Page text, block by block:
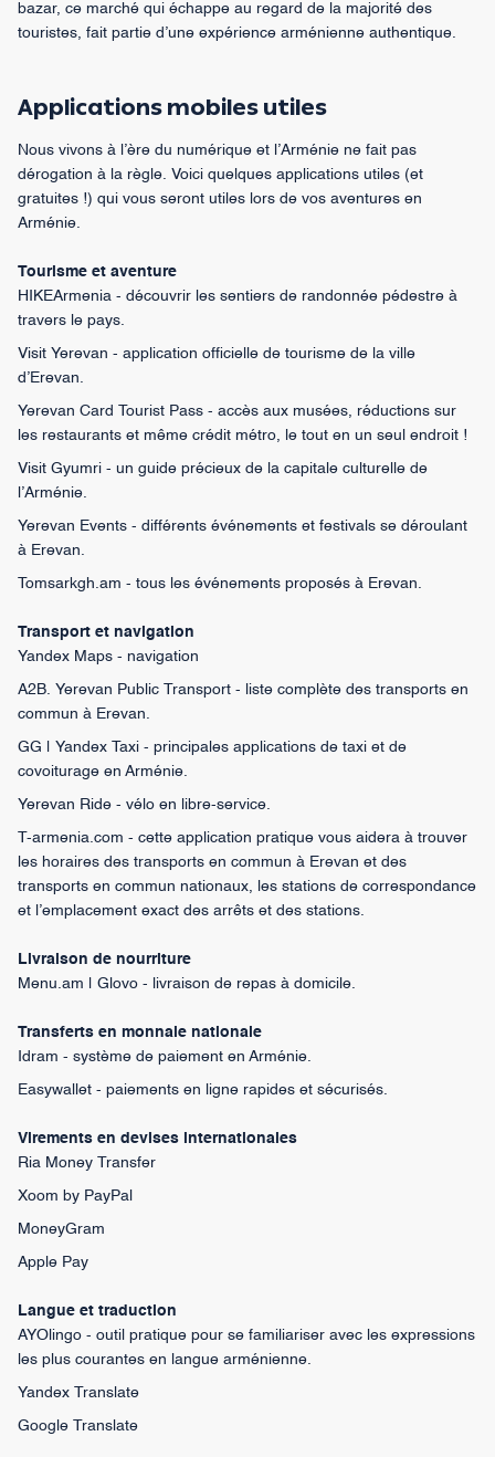
bazar, ce marché qui échappe au regard de la majorité des
touristes, fait partie d’une expérience arménienne authentique.
Applications mobiles utiles
Nous vivons à l’ère du numérique et l’Arménie ne fait pas
dérogation à la règle. Voici quelques applications utiles (et
gratuites !) qui vous seront utiles lors de vos aventures en
Arménie.
Tourisme et aventure
HIKEArmenia - découvrir les sentiers de randonnée pédestre à
travers le pays.
Visit Yerevan - application officielle de tourisme de la ville
d’Erevan.
Yerevan Card Tourist Pass - accès aux musées, réductions sur
les restaurants et même crédit métro, le tout en un seul endroit !
Visit Gyumri - un guide précieux de la capitale culturelle de
l’Arménie.
Yerevan Events - différents événements et festivals se déroulant
à Erevan.
Tomsarkgh.am - tous les événements proposés à Erevan.
Transport et navigation
Yandex Maps - navigation
A2B. Yerevan Public Transport - liste complète des transports en
commun à Erevan.
GG | Yandex Taxi - principales applications de taxi et de
covoiturage en Arménie.
Yerevan Ride - vélo en libre-service.
T-armenia.com - cette application pratique vous aidera à trouver
les horaires des transports en commun à Erevan et des
transports en commun nationaux, les stations de correspondance
et l’emplacement exact des arrêts et des stations.
Livraison de nourriture
Menu.am | Glovo - livraison de repas à domicile.
Transferts en monnaie nationale
Idram - système de paiement en Arménie.
Easywallet - paiements en ligne rapides et sécurisés.
Virements en devises internationales
Ria Money Transfer
Xoom by PayPal
MoneyGram
Apple Pay
Langue et traduction
AYOlingo - outil pratique pour se familiariser avec les expressions
les plus courantes en langue arménienne.
Yandex Translate
Google Translate